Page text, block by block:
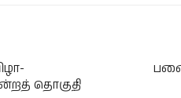
தொகுதி
பனை